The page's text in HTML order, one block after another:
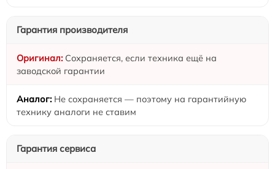
Гарантия производителя
Сохраняется, если техника ещё на
заводской гарантии
Не сохраняется — поэтому на гарантийную
технику аналоги не ставим
Гарантия сервиса